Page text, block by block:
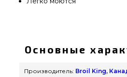
выгодной цене всего 1
каталоге грилей и
Посмотрите и закажите
Основные
Производитель: Broil King,